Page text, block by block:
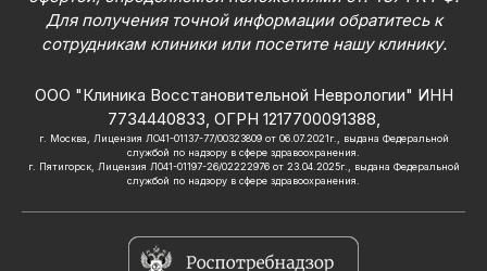
Для получения точной информации обратитесь к
сотрудникам клиники или посетите нашу клинику.
ООО "Клиника Восстановительной Неврологии" ИНН
7734440833, ОГРН 1217700091388,
г. Москва, Лицензия ЛО41-01137-77/00323809 от 06.07.2021г., выдана Федеральной
службой по надзору в сфере здравоохранения.
г. Пятигорск, Лицензия Л041-01197-26/02222976 от 23.04.2025г., выдана Федеральной
службой по надзору в сфере здравоохранения.